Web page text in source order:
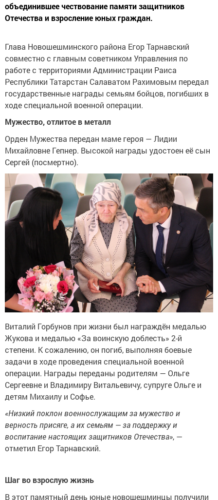
объединившее чествование памяти защитников
Отечества и взросление юных граждан.
Глава Новошешминского района Егор Тарнавский
совместно с главным советником Управления по
работе с территориями Администрации Раиса
Республики Татарстан Салаватом Рахимовым передал
государственные награды семьям бойцов, погибших в
ходе специальной военной операции.
Мужество, отлитое в металл
Орден Мужества передан маме героя — Лидии
Михайловне Гепнер. Высокой награды удостоен её сын
Сергей (посмертно).
Виталий Горбунов при жизни был награждён медалью
Жукова и медалью «За воинскую доблесть» 2-й
степени. К сожалению, он погиб, выполняя боевые
задачи в ходе проведения специальной военной
операции. Награды переданы родителям — Ольге
Сергеевне и Владимиру Витальевичу, супруге Ольге и
детям Михаилу и Софье.
«Низкий поклон военнослужащим за мужество и
верность присяге, а их семьям — за поддержку и
воспитание настоящих защитников Отечества», —
отметил Егор Тарнавский.
Шаг во взрослую жизнь
В этот памятный день юные новошешминцы получили